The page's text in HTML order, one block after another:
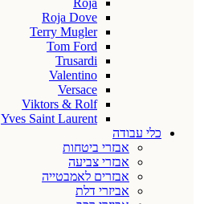
Roja
Roja Dove
Terry Mugler
Tom Ford
Trusardi
Valentino
Versace
Viktors & Rolf
Yves Saint Laurent
כלי עבודה
אבזרי ביטחות
אבזרי צביעה
אבזרים לאמבטייה
אביזרי דלת